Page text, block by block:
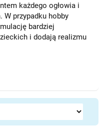
każdego ogłowia i
W przypadku hobby
bardziej
i dodają realizmu